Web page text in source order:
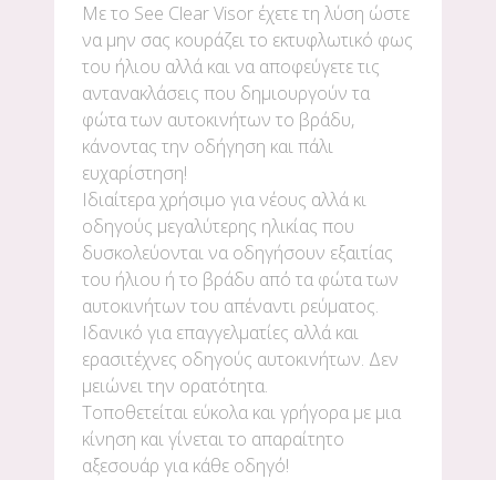
Με το See Clear Visor έχετε τη λύση ώστε
να μην σας κουράζει το εκτυφλωτικό φως
του ήλιου αλλά και να αποφεύγετε τις
αντανακλάσεις που δημιουργούν τα
φώτα των αυτοκινήτων το βράδυ,
κάνοντας την οδήγηση και πάλι
ευχαρίστηση!
Ιδιαίτερα χρήσιμο για νέους αλλά κι
οδηγούς μεγαλύτερης ηλικίας που
δυσκολεύονται να οδηγήσουν εξαιτίας
του ήλιου ή το βράδυ από τα φώτα των
αυτοκινήτων του απέναντι ρεύματος.
Ιδανικό για επαγγελματίες αλλά και
ερασιτέχνες οδηγούς αυτοκινήτων. Δεν
μειώνει την ορατότητα.
Τοποθετείται εύκολα και γρήγορα με μια
κίνηση και γίνεται το απαραίτητο
αξεσουάρ για κάθε οδηγό!